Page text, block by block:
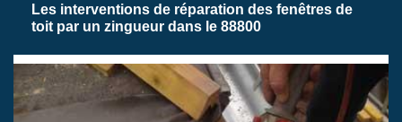
Les interventions de réparation des fenêtres de
toit par un zingueur dans le 88800